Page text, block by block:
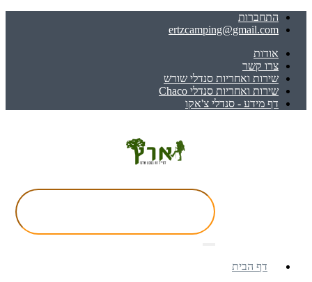
התחברות
ertzcamping@gmail.com
אודות
צרו קשר
שירות ואחריות סנדלי שורש
שירות ואחריות סנדלי Chaco
דף מידע - סנדלי צ'אקו
דף הבית